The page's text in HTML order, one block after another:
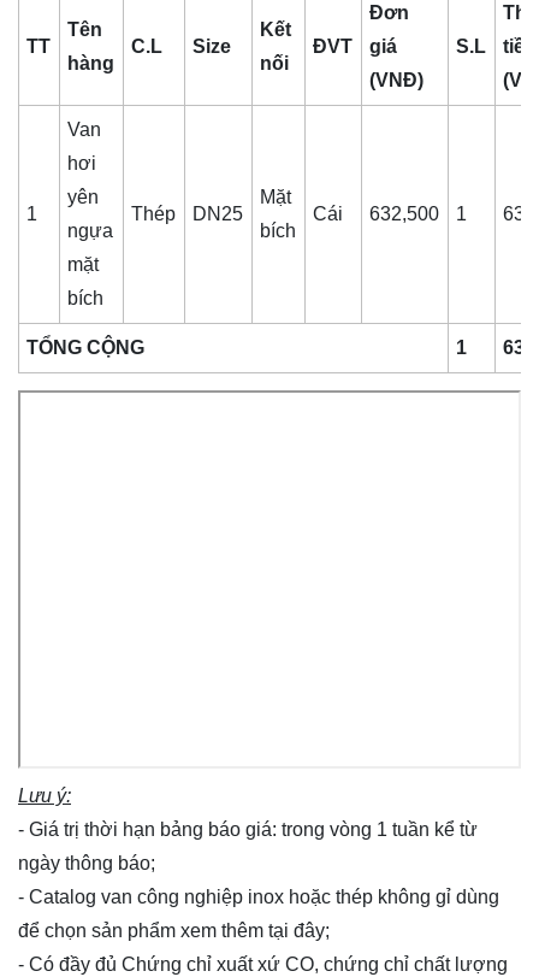
TT
Tên
hàng
C.L Size
Kết
nối
ĐVT
Đơn
giá
(VNĐ)
S.L
tiền
1
Van
hơi
yên
ngựa
mặt
bích
Thép DN25
Mặt
bích
Cái 632,500 1
TỔNG CỘNG 1
Lưu ý:
- Giá trị thời hạn bảng báo giá: trong vòng 1 tuần kể từ
ngày thông báo;
- Catalog van công nghiệp inox hoặc thép không gỉ dùng
để chọn sản phẩm xem thêm tại đây;
- Có đầy đủ Chứng chỉ xuất xứ CO, chứng chỉ chất lượng